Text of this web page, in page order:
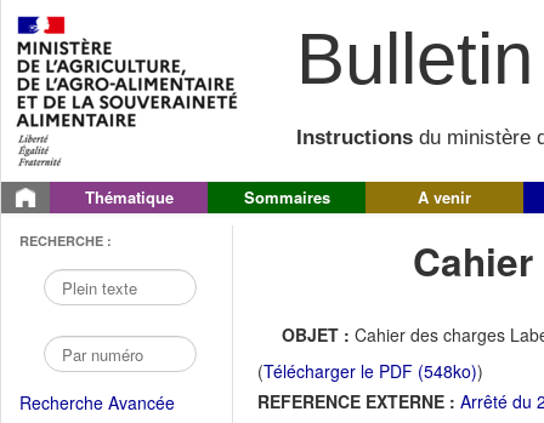
Instructions du ministère
Thématique Sommaires A venir
RECHERCHE :
Recherche Avancée
OBJET : Cahier des charges
(Télécharger le PDF (548ko))
REFERENCE EXTERNE : Arrêté du